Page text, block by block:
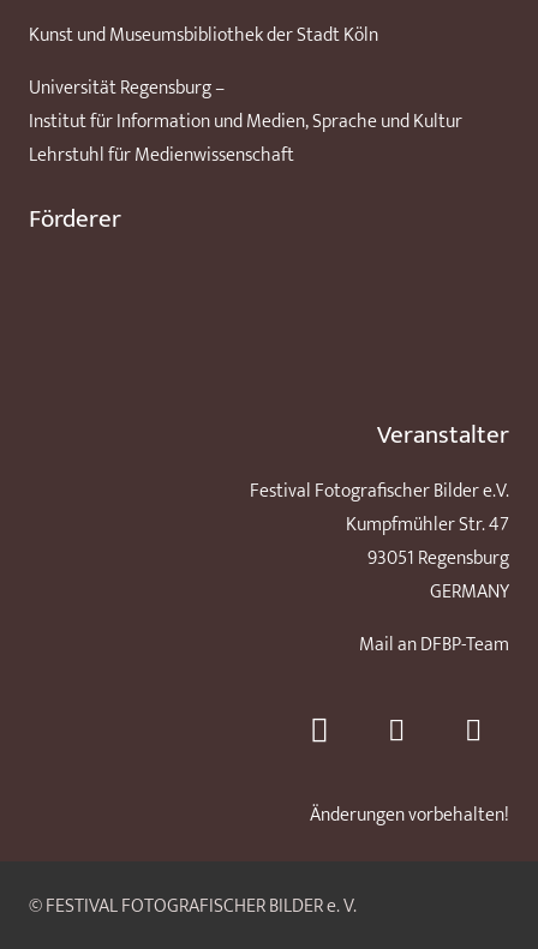
Kunst und Museumsbibliothek der Stadt Köln
Universität Regensburg –
Institut für Information und Medien, Sprache und Kultur
Lehrstuhl für Medienwissenschaft
Förderer
Veranstalter
Festival Fotografischer Bilder e.V.
Kumpfmühler Str. 47
93051 Regensburg
GERMANY
Mail an DFBP-Team
Änderungen vorbehalten!
© FESTIVAL FOTOGRAFISCHER BILDER e. V.